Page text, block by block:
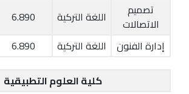
تصميم
الاتصالات
اللغة التركية 6.890
إدارة الفنون
اللغة التركية 6.890
كلية العلوم التطبيقية